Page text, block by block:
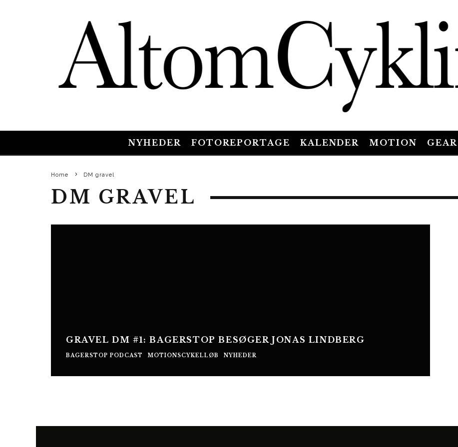
NYHEDER FOTOREPORTAGE KALENDER MOTION GEAR
Home DM gravel
DM GRAVEL
GRAVEL DM #1: BAGERSTOP BESØGER JONAS LINDBERG
BAGERSTOP PODCAST MOTIONSCYKELLØB NYHEDER